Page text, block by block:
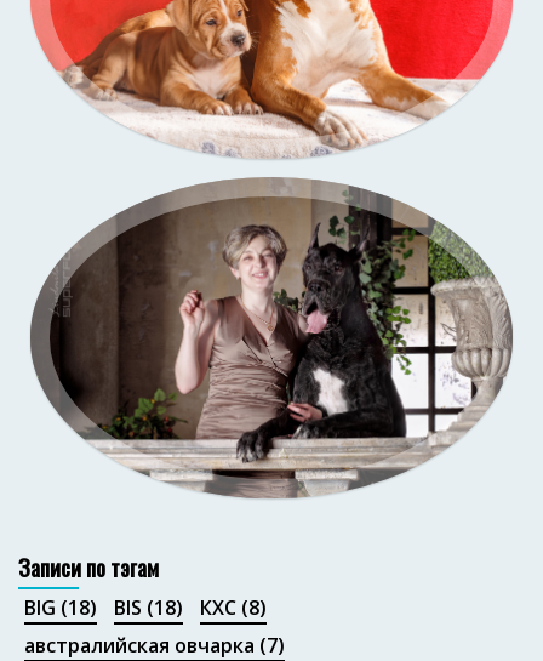
Портфолио
Портфолио
Записи по тэгам
BIG (18) BIS (18) КХС (8)
австралийская овчарка (7)